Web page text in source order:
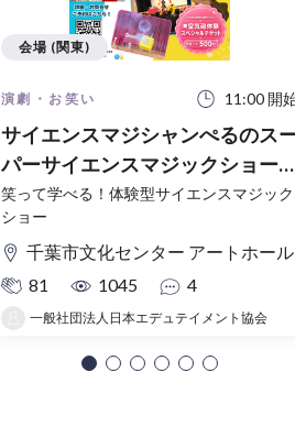
演劇・お笑い 11:00 開
サイエンスマジシャンぺるのス
パーサイエンスマジックショー
千葉市文化センターアートホー
笑って学べる！体験型サイエンスマジック
ショー
千葉市文化センター アートホール
81
1045 4
一般社団法人日本エデュテイメント協会
会場 (関東)